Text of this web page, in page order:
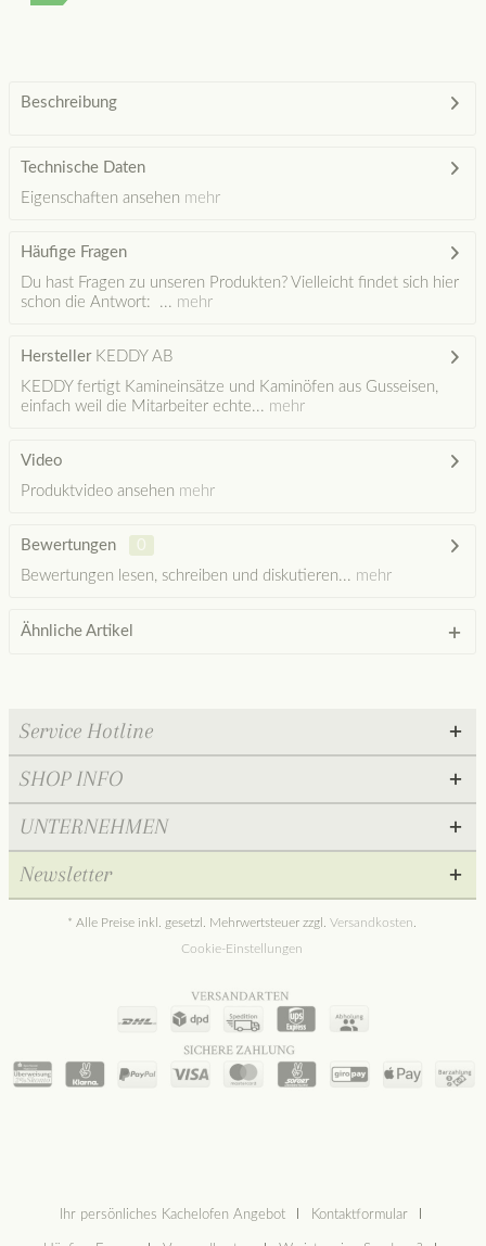
Beschreibung
Technische Daten
Eigenschaften ansehen mehr
Häufige Fragen
Du hast Fragen zu unseren Produkten? Vielleicht findet sich hier
schon die Antwort: ... mehr
HerstellerKEDDY AB
KEDDY fertigt Kamineinsätze und Kaminöfen aus Gusseisen,
einfach weil die Mitarbeiter echte... mehr
Video
Produktvideo ansehen mehr
Bewertungen
0
Bewertungen lesen, schreiben und diskutieren... mehr
Ähnliche Artikel
Service Hotline
SHOP INFO
UNTERNEHMEN
Newsletter
* Alle Preise inkl. gesetzl. Mehrwertsteuer zzgl.Versandkosten
Cookie-Einstellungen
Ihr persönliches Kachelofen Angebot Kontaktformular